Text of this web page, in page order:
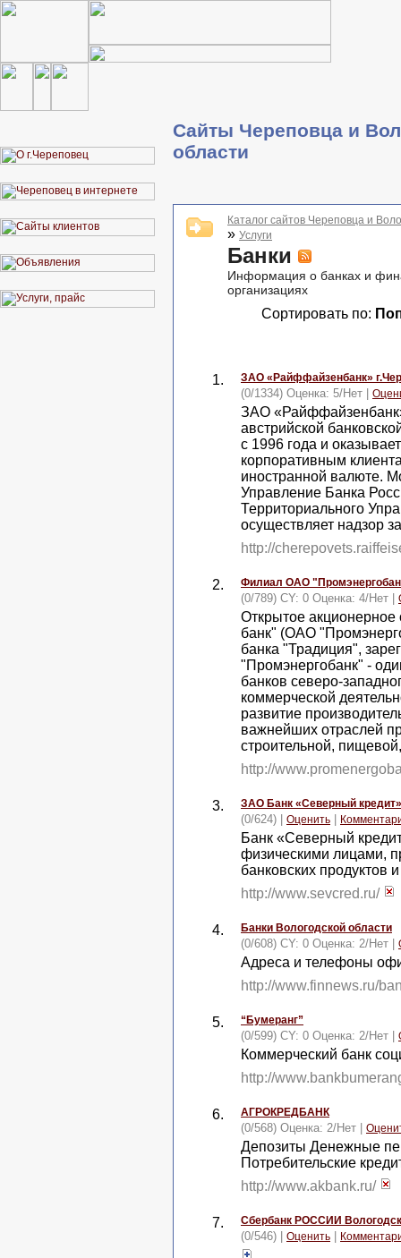
Сайты Череповца и
области
Каталог сайтов Череповца и
» Услуги
Банки
Информация о банках и
организациях
Сортировать по:
1. ЗАО «Райффайзенбанк»
(0/1334) Оценка: 5/Нет
ЗАО
австрийской
с 1996 года и
корпоративным
иностранной валюте.
Управление Банка
Территориального
осуществляет надзор
http://
2. Филиал ОАО
(0/789) CY: 0 Оценка: 4/Нет
Открытое
банк" (ОАО
банка "Традиция",
"Промэнергобанк" -
банков северо-
коммерческой
развитие
важнейших отраслей
строительной,
http://
3. ЗАО Банк «Северный кредит»
(0/624) | Оценить
Банк «Северный
физическими лицами,
банковских продуктов
http://www.sevcred.ru/
4. Банки Вологодской области
(0/608) CY: 0 Оценка: 2/Нет
Адреса и телефоны
http://www.finnews.ru/
5. “Бумеранг”
(0/599) CY: 0 Оценка: 2/Нет
Коммерческий банк
http://
6. АГРОКРЕДБАНК
(0/568) Оценка: 2/Нет
Депозиты Денежные
Потребительские
http://www.akbank.ru/
7. Сбербанк РОССИИ
(0/546) | Оценить